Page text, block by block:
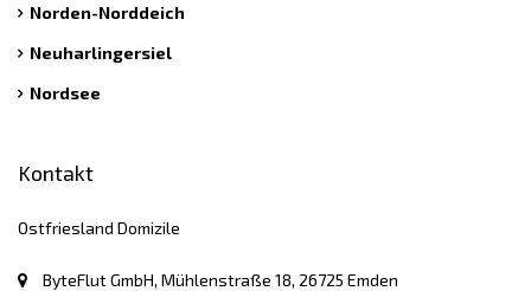
Norden-Norddeich
Neuharlingersiel
Nordsee
Kontakt
Ostfriesland Domizile
ByteFlut GmbH, Mühlenstraße 18, 26725 Emden